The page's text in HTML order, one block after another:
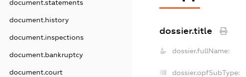
document.statements
document.history
document.inspections
document.bankruptcy
document.court
dossier.title
dossier.fullName:
dossier.opfSubType: